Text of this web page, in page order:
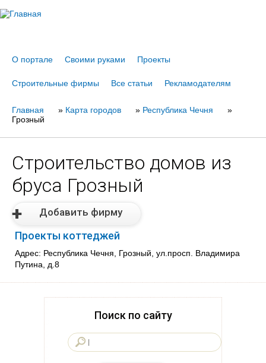
О портале Своими руками Проекты
Строительные фирмы Все статьи Рекламодателям
Вы
Главная » Карта городов » Республика Чечня
»
Грозный
Строительство домов из
бруса Грозный
Добавить фирму
Проекты коттеджей
Адрес: Республика Чечня, Грозный, ул.просп. Владимира
Путина, д.8
Поиск по сайту